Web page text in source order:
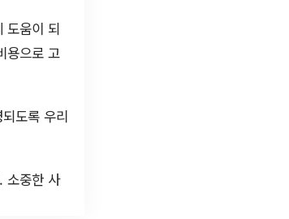
도움이 되
용으로 고
도록 우리
소중한 사